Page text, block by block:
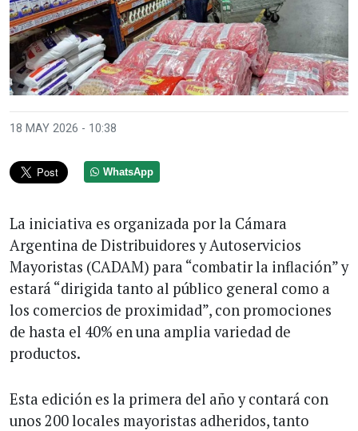
18 MAY 2026 - 10:38
WhatsApp
La iniciativa es organizada por la Cámara
Argentina de Distribuidores y Autoservicios
Mayoristas (CADAM) para “combatir la inflación” y
estará “dirigida tanto al público general como a
los comercios de proximidad”, con promociones
de hasta el 40% en una amplia variedad de
productos.
Esta edición es la primera del año y contará con
unos 200 locales mayoristas adheridos, tanto